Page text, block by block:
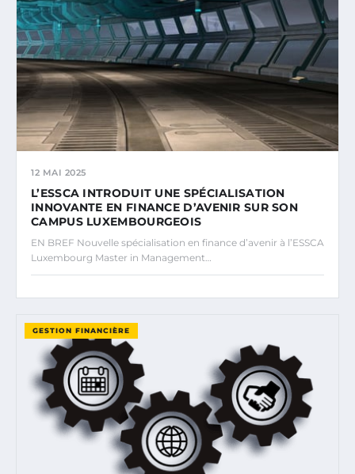
12 MAI 2025
L’ESSCA INTRODUIT UNE SPÉCIALISATION
INNOVANTE EN FINANCE D’AVENIR SUR SON
CAMPUS LUXEMBOURGEOIS
EN BREF Nouvelle spécialisation en finance d’avenir à l’ESSCA
Luxembourg Master in Management…
GESTION FINANCIÈRE